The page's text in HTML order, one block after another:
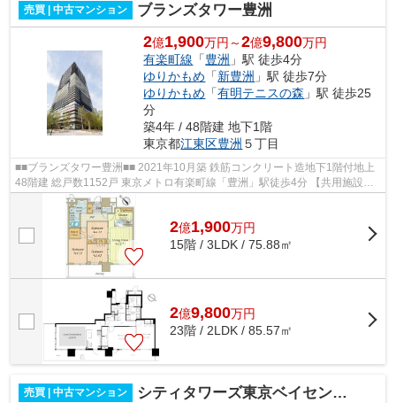
売買 | 中古マンション ブランズタワー豊洲
2億1,900万円～2億9,800万円
有楽町線 「豊洲 」駅 徒歩4分
ゆりかもめ 「新豊洲 」駅 徒歩7分
ゆりかもめ 「有明テニスの森 」駅 徒歩25
分
築4年 / 48階建 地下1階
東京都江東区豊洲 ５丁目
■■ブランズタワー豊洲■■ 2021年10月築 鉄筋コンクリート造地下1階付地上
48階建 総戸数1152戸 東京メトロ有楽町線「豊洲」駅徒歩4分 【共用施設】
・ウエルカムホール ・ウエルカム...
2億1,900万円
15階 / 3LDK / 75.88㎡
2億9,800万円
23階 / 2LDK / 85.57㎡
売買 | 中古マンション シティタワーズ東京ベイセントラルタワー